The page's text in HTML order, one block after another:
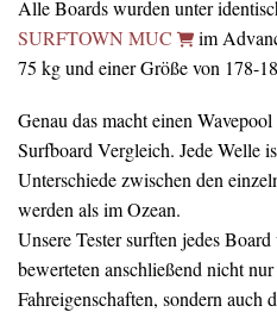
Alle Boards wurden unter
SURFTOWN MUC
im
75 kg und einer Größe von 178-
Genau das macht einen
Surfboard Vergleich. Jede Welle
Unterschiede zwischen den
werden als im Ozean.
Unsere Tester surften jedes
bewerteten anschließend nicht
Fahreigenschaften, sondern auch